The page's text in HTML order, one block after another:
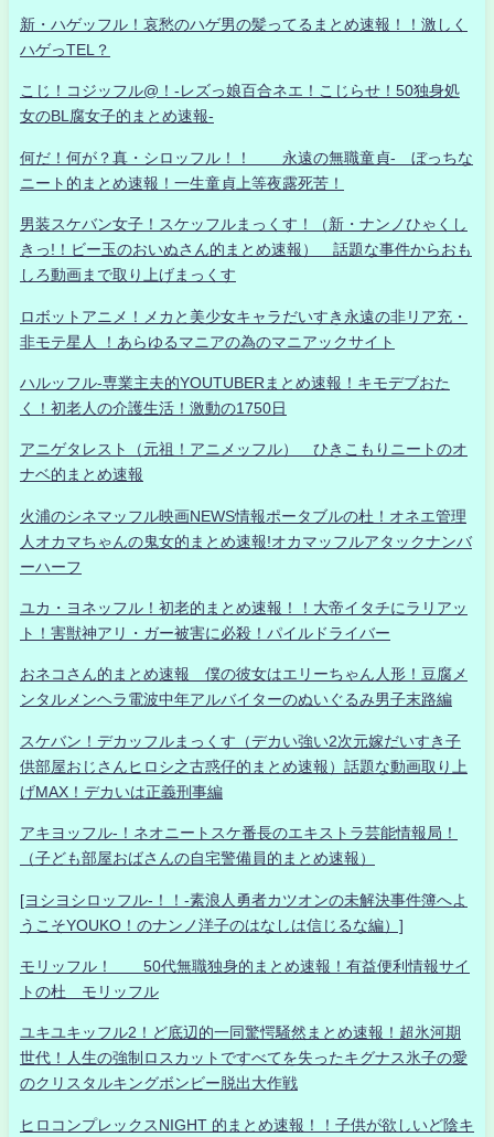
新・ハゲッフル！哀愁のハゲ男の髪ってるまとめ速報！！激しく
ハゲっTEL？
こじ！コジッフル@！-レズっ娘百合ネエ！こじらせ！50独身処
女のBL腐女子的まとめ速報-
何だ！何が？真・シロッフル！！ 永遠の無職童貞- ぼっちな
ニート的まとめ速報！一生童貞上等夜露死苦！
男装スケバン女子！スケッフルまっくす！（新・ナンノひゃくし
きっ!！ビー玉のおいぬさん的まとめ速報） 話題な事件からおも
しろ動画まで取り上げまっくす
ロボットアニメ！メカと美少女キャラだいすき永遠の非リア充・
非モテ星人 ！あらゆるマニアの為のマニアックサイト
ハルッフル-専業主夫的YOUTUBERまとめ速報！キモデブおた
く！初老人の介護生活！激動の1750日
アニゲタレスト（元祖！アニメッフル） ひきこもりニートのオ
ナベ的まとめ速報
火浦のシネマッフル映画NEWS情報ポータブルの杜！オネエ管理
人オカマちゃんの鬼女的まとめ速報!オカマッフルアタックナンバ
ーハーフ
ユカ・ヨネッフル！初老的まとめ速報！！大帝イタチにラリアッ
ト！害獣神アリ・ガー被害に必殺！パイルドライバー
おネコさん的まとめ速報 僕の彼女はエリーちゃん人形！豆腐メ
ンタルメンヘラ電波中年アルバイターのぬいぐるみ男子末路編
スケバン！デカッフルまっくす（デカい強い2次元嫁だいすき子
供部屋おじさんヒロシ之古惑仔的まとめ速報）話題な動画取り上
げMAX！デカいは正義刑事編
アキヨッフル-！ネオニートスケ番長のエキストラ芸能情報局！
（子ども部屋おばさんの自宅警備員的まとめ速報）
[ヨシヨシロッフル-！！-素浪人勇者カツオンの未解決事件簿へよ
うこそYOUKO！のナンノ洋子のはなしは信じるな編）]
モリッフル！ 50代無職独身的まとめ速報！有益便利情報サイ
トの杜 モリッフル
ユキユキッフル2！ど底辺的一同驚愕騒然まとめ速報！超氷河期
世代！人生の強制ロスカットですべてを失ったキグナス氷子の愛
のクリスタルキングボンビー脱出大作戦
ヒロコンプレックスNIGHT 的まとめ速報！！子供が欲しいど陰キ